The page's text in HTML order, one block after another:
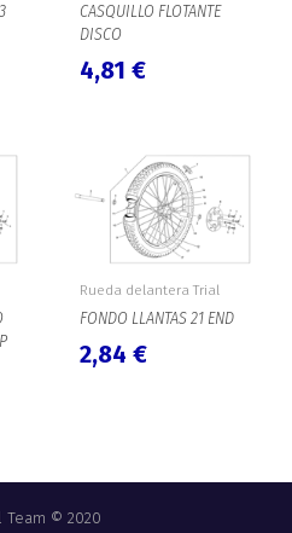
CASQUILLO FLOTANTE
DISCO
4,81 €
Rueda delantera Trial
FONDO LLANTAS 21 END
2,84 €
Team © 2020